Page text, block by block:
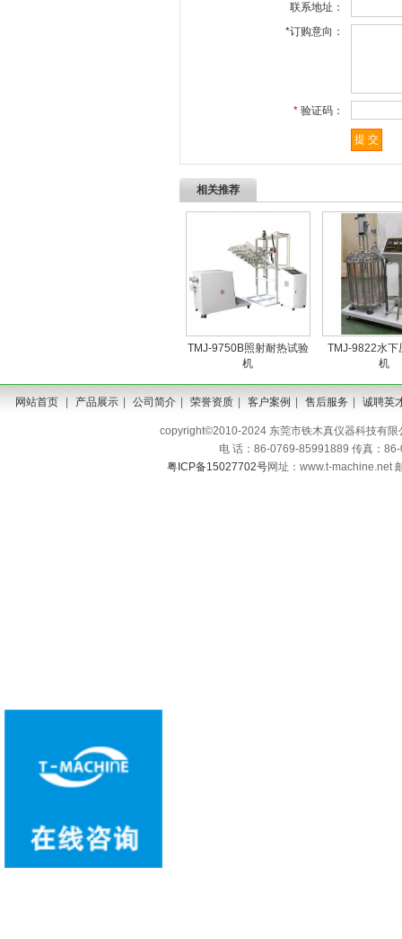
联系地址：
*订购意向：
* 验证码：
相关推荐
TMJ-9750B照射耐热试验
机
TMJ-9822水下
机
网站首页 产品展示 公司简介 荣誉资质 客户案例 售后服务 诚聘英
copyright©2010-2024 东莞市铁木真仪器科技有
电 话：86-0769-85991889 传真：
粤ICP备15027702号网址：www.t-machine.net